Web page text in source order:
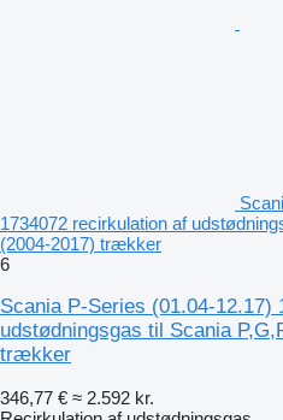
1734072 recirkulation af
(2004-2017) trækker
6
Scania P-Series (01.04-12.17)
udstødningsgas til Scania
trækker
346,77 € ≈ 2.592 kr.